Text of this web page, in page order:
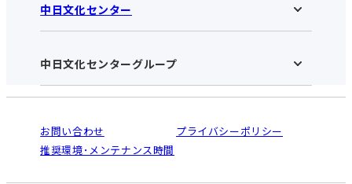
中日文化センター 栄HOME
お知らせ
アクセス･営業時間
お申し込みの流れ
入会と受講のご案内
中日文化センター
中日文化センターHOME
中日文化センターとは
受講規約・会員特典
ご利用ガイド
オンライン講座受講の手順
WEBサイトのよくある質問
中日文化センターグループ
南大高
犬山
高蔵寺
お問い合わせ
プライバシーポリシー
推奨環境･メンテナンス時間